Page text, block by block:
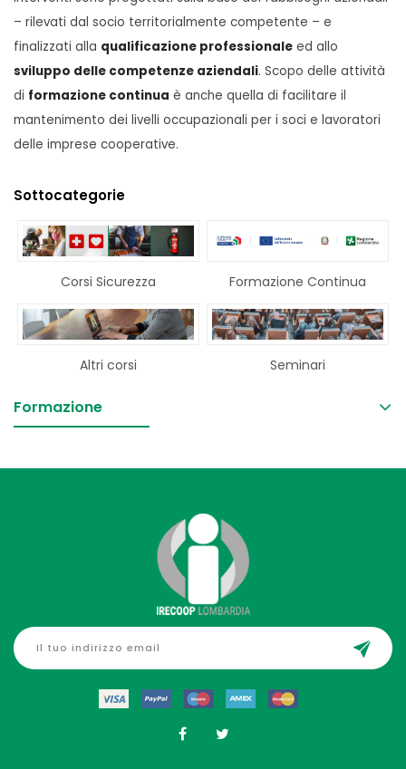
– rilevati dal socio territorialmente competente – e
finalizzati alla qualificazione professionale ed allo
sviluppo delle competenze aziendali. Scopo delle attività
di formazione continua è anche quella di facilitare il
mantenimento dei livelli occupazionali per i soci e lavoratori
delle imprese cooperative.
Sottocategorie
Corsi Sicurezza Formazione Continua
Altri corsi Seminari
Formazione